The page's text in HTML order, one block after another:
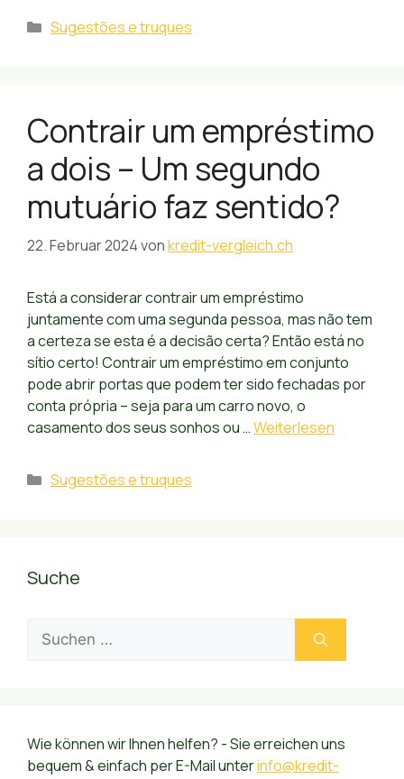
Kategorien
Sugestões e truques
Contrair um empréstimo
a dois – Um segundo
mutuário faz sentido?
22. Februar 2024vonkredit-vergleich.ch
Está a considerar contrair um empréstimo
juntamente com uma segunda pessoa, mas não tem
a certeza se esta é a decisão certa? Então está no
sítio certo! Contrair um empréstimo em conjunto
pode abrir portas que podem ter sido fechadas por
conta própria – seja para um carro novo, o
casamento dos seus sonhos ou …Weiterlesen
Kategorien
Sugestões e truques
Suche
Suchen
nach:
Wie können wir Ihnen helfen? - Sie erreichen uns
bequem & einfach per E-Mail unterinfo@kredit-